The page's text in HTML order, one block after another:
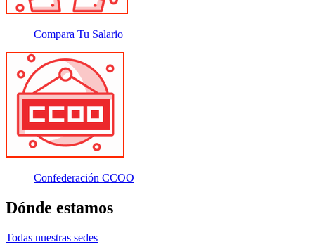
Compara Tu Salario
Confederación CCOO
Dónde estamos
Todas nuestras sedes